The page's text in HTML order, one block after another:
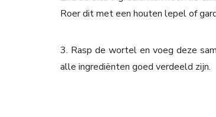
Roer dit met een houten lepel of
3. Rasp de wortel en voeg deze
alle ingrediënten goed verdeeld zijn.